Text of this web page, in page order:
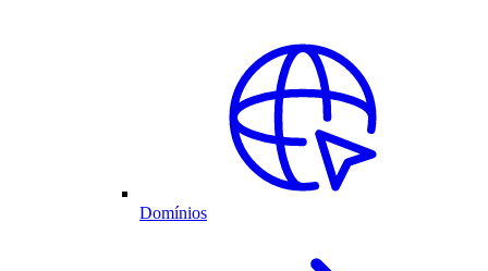
Domínios